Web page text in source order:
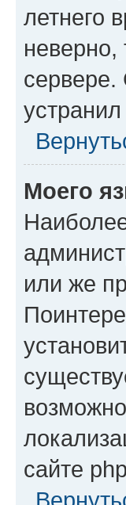
летнего
неверно,
Моего
или же
сайте